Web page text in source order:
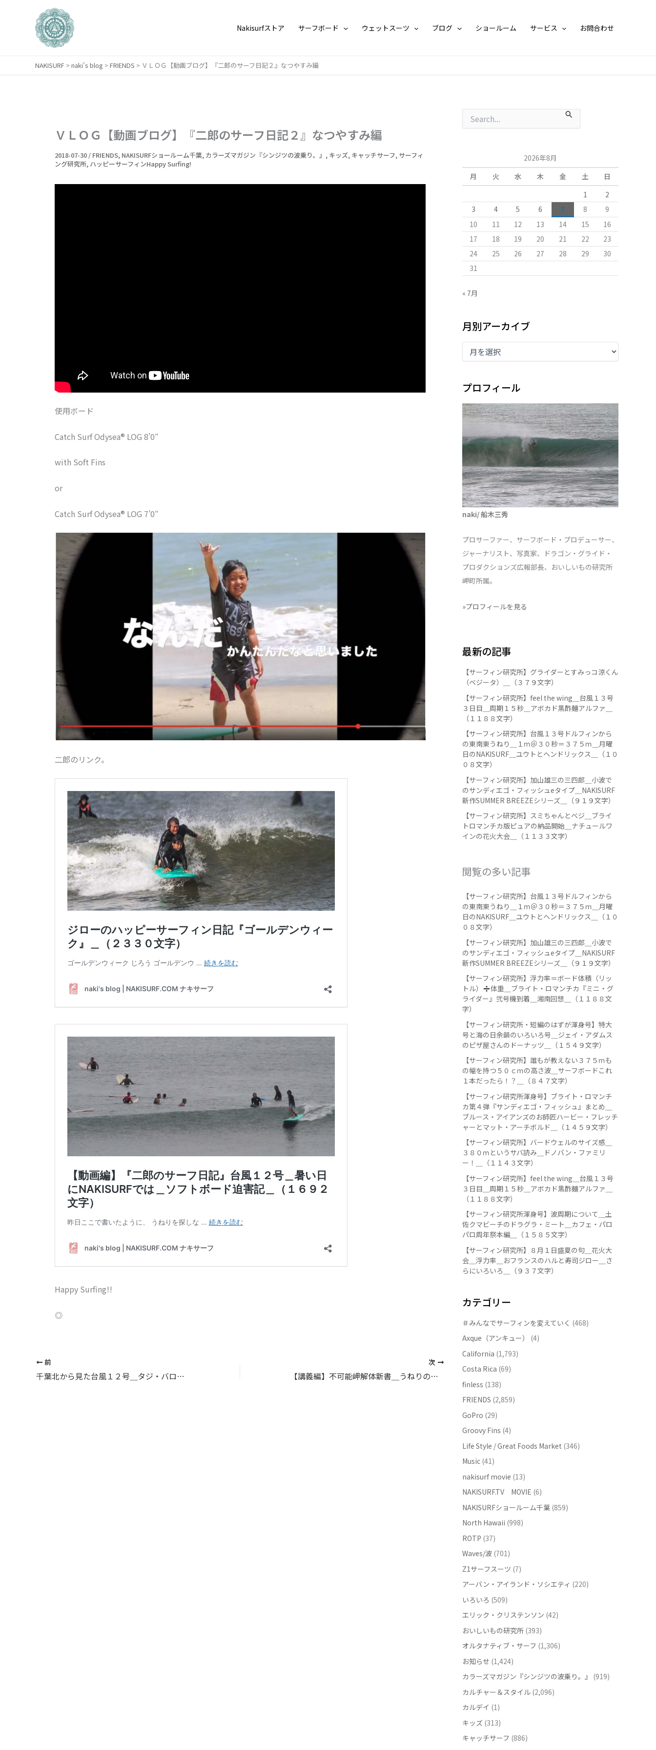
ッ
Nakisurfストア サーフボード ウェットスーツ ブログ ショールーム サービス お問合わせ
NAKISURF > naki's blog > FRIENDS > ＶＬＯＧ【動画ブログ】『二郎のサーフ日記２』なつやすみ編
ＶＬＯＧ【動画ブログ】『二郎のサーフ日記２』なつやすみ編
2018-07-30 / FRIENDS, NAKISURFショールーム千葉, カラーズマガジン『シンジツの波乗り。』 , キッズ, キャッチサーフ, サーフィ
ング研究所, ハッピーサーフィンHappy Surfing!
使用ボード
Catch Surf Odysea® LOG 8’0″
with Soft Fins
or
Catch Surf Odysea® LOG 7’0″
二郎のリンク。
Happy Surfing!!
◎
前
千葉北から見た台風１２号＿タジ・バロウon５４スペシャル＿（６７５文字）
次
【講義編】不可能岬解体新書＿うねりの重なり、間隔＿（１７５５文字）
2026年8月
月
火 水 木 金 土
日
1
2
3
4 5 6 7 8
9
10
11 12 13 14 15
16
17
18 19 20 21 22
23
24
25 26 27 28 29
30
31
« 7月
月別アーカイブ
プロフィール
naki/ 船木三秀
プロサーファー、サーフボード・プロデューサー、
ジャーナリスト、写真家、ドラゴン・グライド・
プロダクションズ広報部長、おいしいもの研究所
岬町所属。
»プロフィールを見る
最新の記事
【サーフィン研究所】グライダーとすみっコ涼くん
（ベジータ）＿（３７９文字）
【サーフィン研究所】feel the wing＿台風１３号
３日目＿周期１５秒＿アボカド黒酢麺アルファ＿
（１１８８文字）
【サーフィン研究所】台風１３号ドルフィンから
の東南東うねり＿１ｍ＠３０秒＝３７５ｍ＿月曜
日のNAKISURF＿ユウトとヘンドリックス＿（１０
０８文字）
【サーフィン研究所】加山雄三の三四郎＿小波で
のサンディエゴ・フィッシュeタイプ＿NAKISURF
新作SUMMER BREEZEシリーズ＿（９１９文字）
【サーフィン研究所】スミちゃんとベジ＿ブライ
トロマンチカ版ピュアの納品開始＿ナチュールワ
インの花火大会＿（１１３３文字）
閲覧の多い記事
【サーフィン研究所】台風１３号ドルフィンから
の東南東うねり＿１ｍ＠３０秒＝３７５ｍ＿月曜
日のNAKISURF＿ユウトとヘンドリックス＿（１０
０８文字）
【サーフィン研究所】加山雄三の三四郎＿小波で
のサンディエゴ・フィッシュeタイプ＿NAKISURF
新作SUMMER BREEZEシリーズ＿（９１９文字）
【サーフィン研究所】浮力率＝ボード体積（リッ
トル）
️体重＿ブライト・ロマンチカ『ミニ・グ
ライダー』弐号機到着＿湘南回想＿（１１８８文
字）
【サーフィン研究所・短編のはずが渾身号】特大
号と海の日余韻のいろいろ号＿ジェイ・アダムス
のピザ屋さんのドーナッツ＿（１５４９文字）
【サーフィン研究所】誰もが教えない３７５ｍも
の幅を持つ５０ｃｍの高さ波＿サーフボードこれ
１本だったら！？＿（８４７文字）
【サーフィン研究所渾身号】ブライト・ロマンチ
カ第４弾『サンディエゴ・フィッシュ』まとめ＿
ブルース・アイアンズのお師匠ハービー・フレッチ
ャーとマット・アーチボルド＿（１４５９文字）
【サーフィン研究所】バードウェルのサイズ感＿
３８０ｍというサバ読み＿ドノバン・ファミリ
ー！＿（１１４３文字）
【サーフィン研究所】feel the wing＿台風１３号
３日目＿周期１５秒＿アボカド黒酢麺アルファ＿
（１１８８文字）
【サーフィン研究所渾身号】波周期について＿土
佐クマビーチのドラグラ・ミート＿カフェ・パロ
パロ周年祭本編＿（１５８５文字）
【サーフィン研究所】８月１日盛夏の句＿花火大
会＿浮力率＿おフランスのハルと寿司ジロー＿さ
らにいろいろ＿（９３７文字）
カテゴリー
＃みんなでサーフィンを変えていく (468)
Axque（アンキュー）
(4)
California (1,793)
Costa Rica (69)
finless (138)
FRIENDS (2,859)
GoPro (29)
Groovy Fins (4)
Life Style / Great Foods Market (346)
Music (41)
nakisurf movie (13)
NAKISURF.TV MOVIE (6)
NAKISURFショールーム千葉 (859)
North Hawaii (998)
ROTP (37)
Waves/波 (701)
Z1サーフスーツ (7)
アーバン・アイランド・ソシエティ (220)
いろいろ (509)
エリック・クリステンソン (42)
おいしいもの研究所 (393)
オルタナティブ・サーフ (1,306)
お知らせ (1,424)
カラーズマガジン『シンジツの波乗り。』 (919)
カルチャー＆スタイル (2,096)
カルデイ (1)
キッズ (313)
キャッチサーフ (886)